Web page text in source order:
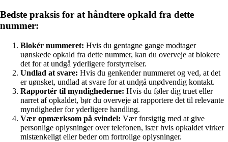
Bedste praksis for at håndtere opkald fra dette
nummer:
Blokér nummeret: Hvis du gentagne gange modtager
uønskede opkald fra dette nummer, kan du overveje at blokere
det for at undgå yderligere forstyrrelser.
Undlad at svare: Hvis du genkender nummeret og ved, at det
er uønsket, undlad at svare for at undgå unødvendig kontakt.
Rapportér til myndighederne: Hvis du føler dig truet eller
narret af opkaldet, bør du overveje at rapportere det til relevante
myndigheder for yderligere handling.
Vær opmærksom på svindel: Vær forsigtig med at give
personlige oplysninger over telefonen, især hvis opkaldet virker
mistænkeligt eller beder om fortrolige oplysninger.